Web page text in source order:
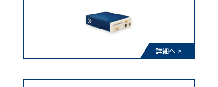
詳細へ >